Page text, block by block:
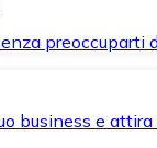
preoccuparti
business e